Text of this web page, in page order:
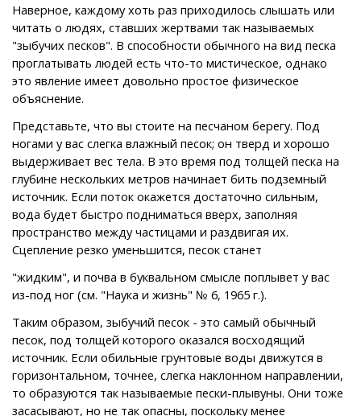
Наверное, каждому хоть раз приходилось слышать или
читать о людях, ставших жертвами так называемых
"зыбучих песков". В способности обычного на вид песка
проглатывать людей есть что-то мистическое, однако
это явление имеет довольно простое физическое
объяснение.
Представьте, что вы стоите на песчаном берегу. Под
ногами у вас слегка влажный песок; он тверд и хорошо
выдерживает вес тела. В это время под толщей песка на
глубине нескольких метров начинает бить подземный
источник. Если поток окажется достаточно сильным,
вода будет быстро подниматься вверх, заполняя
пространство между частицами и раздвигая их.
Сцепление резко уменьшится, песок станет
"жидким", и почва в буквальном смысле поплывет у вас
из-под ног (см. "Наука и жизнь" № 6, 1965 г.).
Таким образом, зыбучий песок - это самый обычный
песок, под толщей которого оказался восходящий
источник. Если обильные грунтовые воды движутся в
горизонтальном, точнее, слегка наклонном направлении,
то образуются так называемые пески-плывуны. Они тоже
засасывают, но не так опасны, поскольку менее